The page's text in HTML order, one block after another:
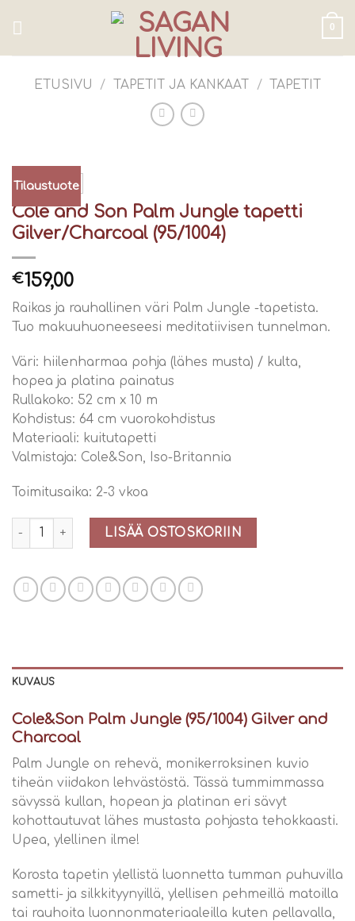
0
ETUSIVU / TAPETIT JA KANKAAT / TAPETIT
Tilaustuote
Cole and Son Palm Jungle tapetti
Gilver/Charcoal (95/1004)
€159,00
Raikas ja rauhallinen väri Palm Jungle -tapetista.
Tuo makuuhuoneeseesi meditatiivisen tunnelman.
Väri: hiilenharmaa pohja (lähes musta) / kulta,
hopea ja platina painatus
Rullakoko: 52 cm x 10 m
Kohdistus: 64 cm vuorokohdistus
Materiaali: kuitutapetti
Valmistaja: Cole&Son, Iso-Britannia
Toimitusaika: 2-3 vkoa
Cole and Son Palm Jungle tapetti Gilver/Charcoal (95/1004)
LISÄÄ OSTOSKORIIN
KUVAUS
Cole&Son Palm Jungle (95/1004) Gilver and
Charcoal
Palm Jungle on rehevä, monikerroksinen kuvio
tiheän viidakon lehvästöstä. Tässä tummimmassa
sävyssä kullan, hopean ja platinan eri sävyt
kohottautuvat lähes mustasta pohjasta tehokkaasti.
Upea, ylellinen ilme!
Korosta tapetin ylellistä luonnetta tumman puhuvilla
sametti- ja silkkityynyillä, ylellisen pehmeillä matoilla
tai rauhoita luonnonmateriaaleilla kuten pellavalla,